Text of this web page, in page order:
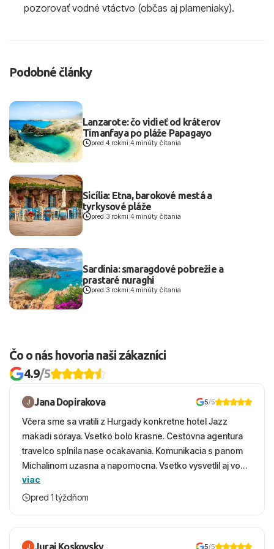
pozorovať vodné vtáctvo (občas aj plameniaky).
Podobné články
Lanzarote: čo vidieť od kráterov
Timanfaya po pláže Papagayo
pred 4 rokmi 4 minúty čítania
Sicília: Etna, barokové mestá a
tyrkysové pláže
pred 3 rokmi 4 minúty čítania
Sardínia: smaragdové pobrežie a
prastaré nuraghi
pred 3 rokmi 4 minúty čítania
Čo o nás hovoria naši zákazníci
4.9/5
Jana Dopirakova 5/5
Včera sme sa vratili z Hurgady konkretne hotel Jazz
makadi soraya. Vsetko bolo krasne. Cestovna agentura
travelco splnila nase ocakavania. Komunikacia s panom
Michalinom uzasna a napomocna. Vsetko vysvetlil aj vo
vecernych hodinach zaco sa ospravedlnujem. Hotel
krasny, cisty. Sluzby top. Strava, prostredie, more,
viac
pred 1 týždňom
Juraj Koskovsky 5/5